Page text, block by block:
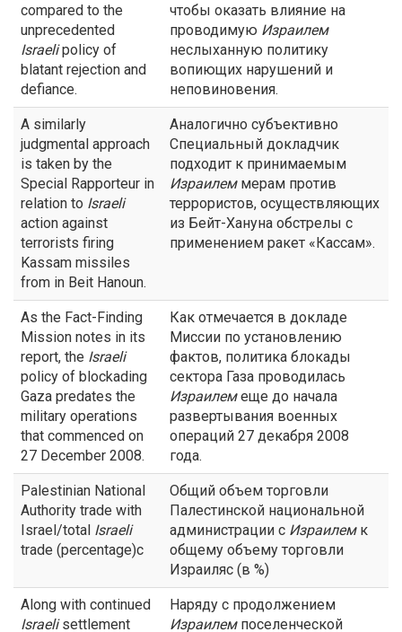
compared to the
unprecedented
Israelipolicy of
blatant rejection and
defiance.
чтобы оказать влияние на
проводимую Израилем
неслыханную политику
вопиющих нарушений и
неповиновения.
A similarly
judgmental approach
is taken by the
Special Rapporteur in
relation to Israeli
action against
terrorists firing
Kassam missiles
from in Beit Hanoun.
Аналогично субъективно
Специальный докладчик
подходит к принимаемым
Израилеммерам против
террористов, осуществляющих
из Бейт-Хануна обстрелы с
применением ракет «Кассам».
As the Fact-Finding
Mission notes in its
report, the Israeli
policy of blockading
Gaza predates the
military operations
that commenced on
27 December 2008.
Как отмечается в докладе
Миссии по установлению
фактов, политика блокады
сектора Газа проводилась
Израилемеще до начала
развертывания военных
операций 27 декабря 2008
года.
Palestinian National
Authority trade with
Israel/total Israeli
trade (percentage)c
Общий объем торговли
Палестинской национальной
администрации с Израилемк
общему объему торговли
Израиляс (в %)
Along with continued
Israelisettlement
Наряду с продолжением
Израилемпоселенческой